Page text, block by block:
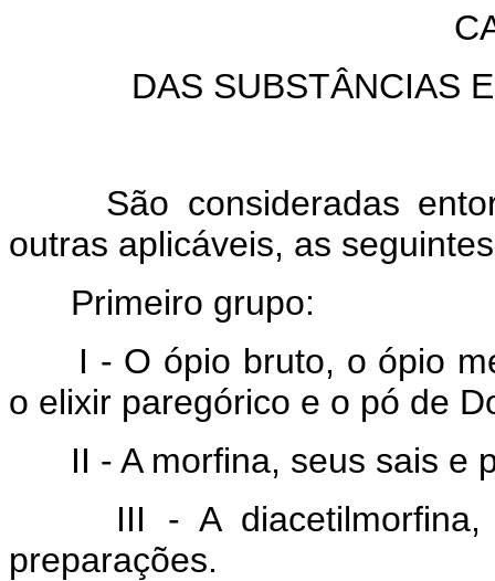
DAS SUBSTÂNCIAS
São consideradas
outras aplicáveis, as
Primeiro grupo:
I - O ópio bruto, o ópio
o elixir paregórico e o pó de
II - A morfina, seus sais e
III - A diacetilmorfina,
preparações.